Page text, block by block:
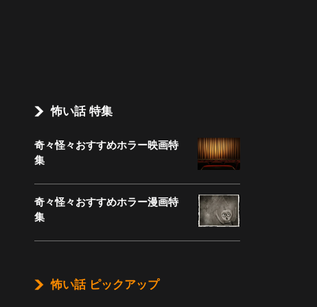
怖い話 特集
奇々怪々おすすめホラー映画特
集
奇々怪々おすすめホラー漫画特
集
怖い話 ピックアップ